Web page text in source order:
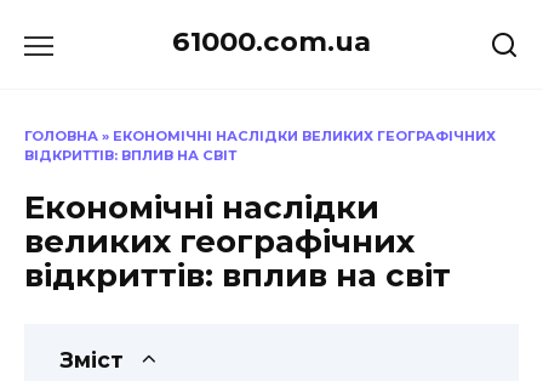
до
61000.com.ua
ГОЛОВНА » ЕКОНОМІЧНІ НАСЛІДКИ ВЕЛИКИХ ГЕОГРАФІЧНИХ
ВІДКРИТТІВ: ВПЛИВ НА СВІТ
Економічні наслідки
великих географічних
відкриттів: вплив на світ
Зміст